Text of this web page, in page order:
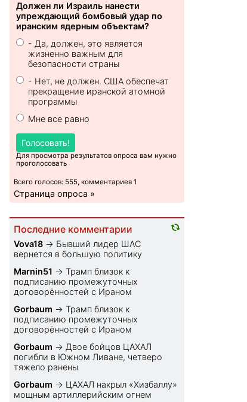
Должен ли Израиль нанести
упреждающий бомбовый удар по
иранским ядерным объектам?
- Да, должен, это является
жизненно важным для
безопасности страны
- Нет, не должен. США обеспечат
прекращение иранской атомной
программы
Мне все равно
Голосовать!
Для просмотра результатов опроса вам нужно
проголосовать
Всего голосов: 555, комментариев 1
Страница опроса »
Последние комментарии
Vova18 → Бывший лидер ШАС
вернется в большую политику
Marnin51 →Трамп близок к
подписанию промежуточных
договорённостей с Ираном
Gorbaum →Трамп близок к
подписанию промежуточных
договорённостей с Ираном
Gorbaum → Двое бойцов ЦАХАЛ
погибли в Южном Ливане, четверо
тяжело ранены
Gorbaum → ЦАХАЛ накрыл «Хизбаллу»
мощным артиллерийским огнем